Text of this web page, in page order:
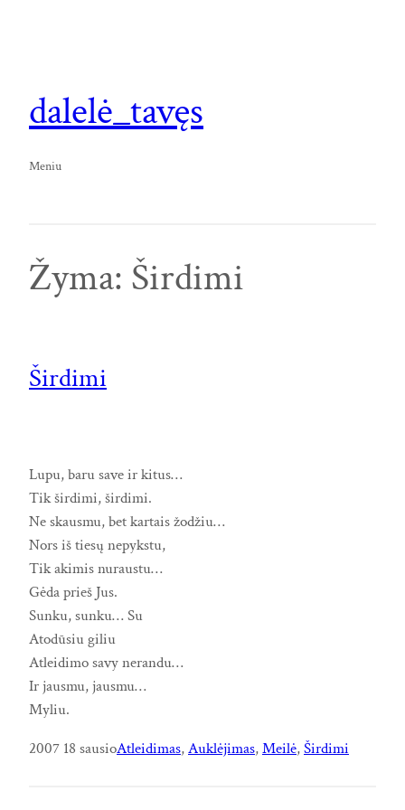
dalelė_tavęs
Meniu
Žyma: Širdimi
Širdimi
Lupu, baru save ir kitus…
Tik širdimi, širdimi.
Ne skausmu, bet kartais žodžiu…
Nors iš tiesų nepykstu,
Tik akimis nuraustu…
Gėda prieš Jus.
Sunku, sunku… Su
Atodūsiu giliu
Atleidimo savy nerandu…
Ir jausmu, jausmu…
Myliu.
2007 18 sausioAtleidimas, Auklėjimas, Meilė, Širdimi